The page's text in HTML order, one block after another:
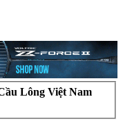
Lông Việt Nam